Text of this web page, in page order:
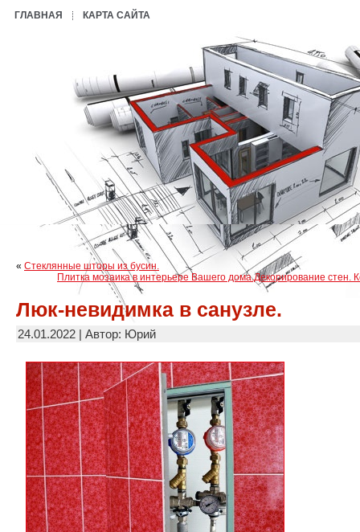
ГЛАВНАЯ КАРТА САЙТА
« Стеклянные шторы из бусин.
Плитка мозаика в интерьере Вашего дома.Декорирование стен.
Люк-невидимка в санузле.
24.01.2022 | Автор: Юрий